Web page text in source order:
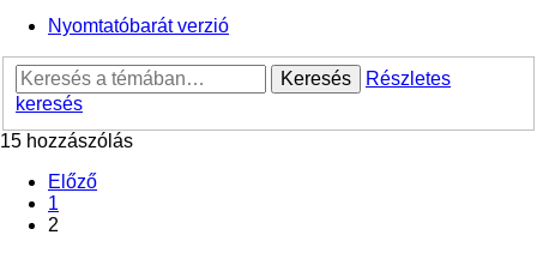
Nyomtatóbarát verzió
Keresés
Részletes
keresés
15 hozzászólás
Előző
1
2